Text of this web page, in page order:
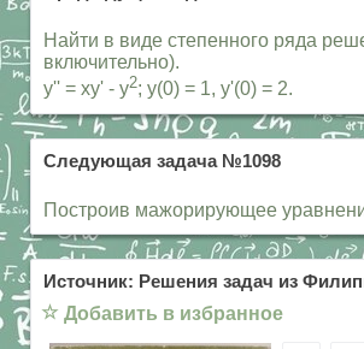
Найти в виде степенного ряда
включительно).
y'' = xy' - y2; y(0) = 1, y'(0) = 2.
Следующая задача №1098
Построив мажорирующее
Источник: Решения задач из
☆ Добавить в избранное